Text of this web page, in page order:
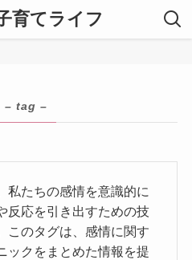
育てライフ
– tag –
私たちの感情を意識的に
反応を引き出すための技
このタグは、感情に関す
ックをまとめた情報を提